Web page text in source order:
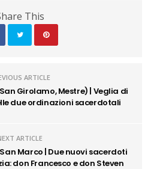
This
ARTICLE
Girolamo, Mestre) | Veglia di
due ordinazioni sacerdotali
ARTICLE
Marco | Due nuovi sacerdoti
don Francesco e don Steven